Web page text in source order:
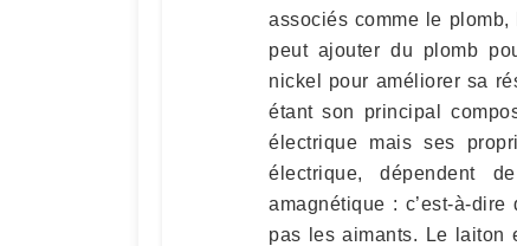
associés comme le
peut ajouter du plomb
nickel pour améliorer sa
étant son principal
électrique mais ses
électrique, dépendent
amagnétique : c’est-à-dire
pas les aimants. Le laiton